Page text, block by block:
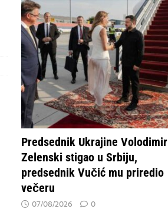
za pamćenje
KULTURA
Vučić mu priredio večeru
Predsednik Ukrajine Volodimir
Zelenski stigao u Srbiju,
predsednik Vučić mu priredio
večeru
07/08/2026 0